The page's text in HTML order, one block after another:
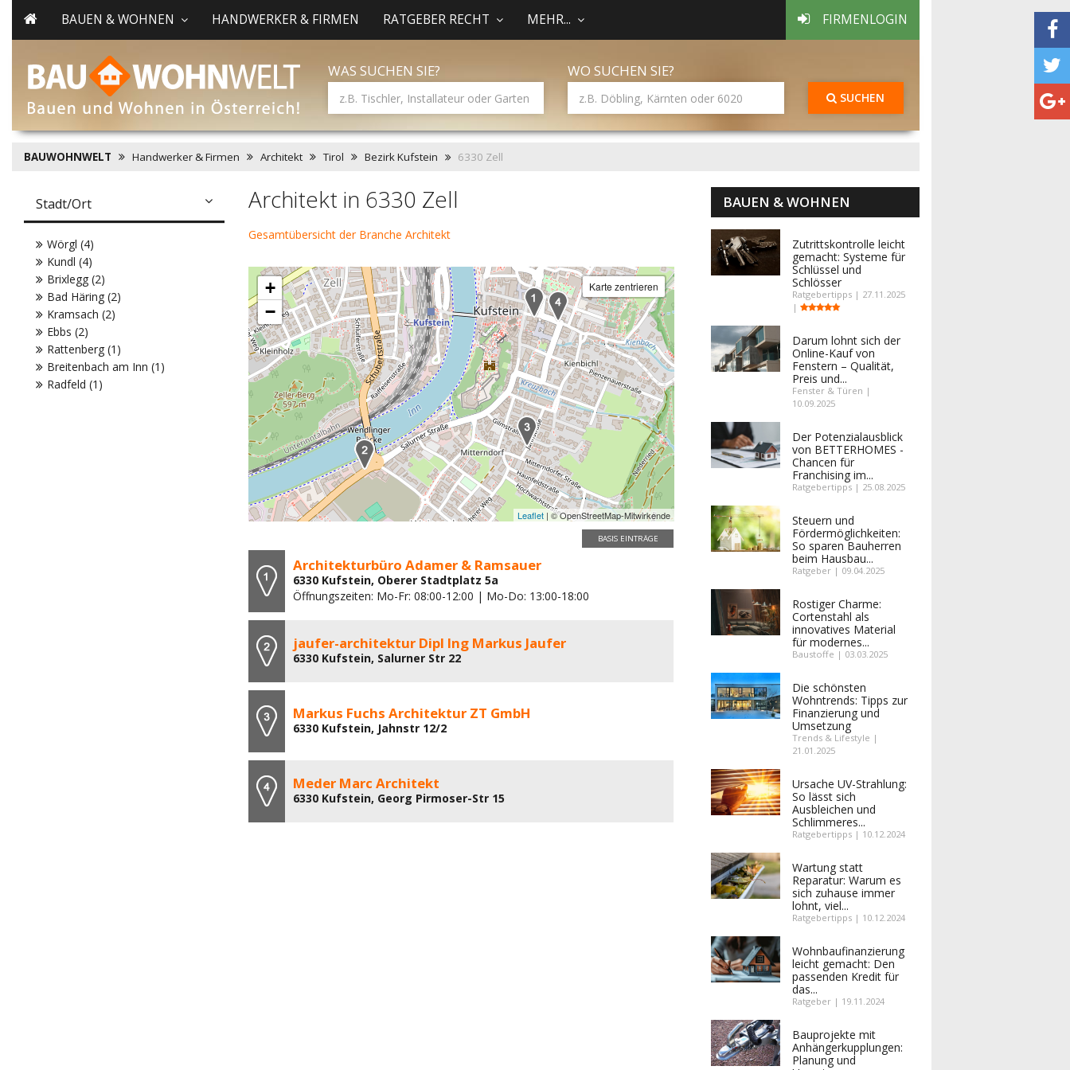
BAUEN & WOHNEN HANDWERKER & FIRMEN RATGEBER RECHT MEHR... FIRMENLOGIN
WAS SUCHEN SIE? WO SUCHEN SIE?
SUCHEN
BAUWOHNWELT Handwerker & Firmen Architekt Tirol Bezirk Kufstein 6330 Zell
Architekt in 6330 Zell
Gesamtübersicht der Branche Architekt
+
−
Karte zentrieren
Leaflet | © OpenStreetMap-Mitwirkende
BASIS EINTRÄGE
Architekturbüro Adamer & Ramsauer
6330 Kufstein, Oberer Stadtplatz 5a
Öffnungszeiten: Mo-Fr: 08:00-12:00 | Mo-Do: 13:00-18:00
jaufer-architektur Dipl Ing Markus Jaufer
6330 Kufstein, Salurner Str 22
Markus Fuchs Architektur ZT GmbH
6330 Kufstein, Jahnstr 12/2
Meder Marc Architekt
6330 Kufstein, Georg Pirmoser-Str 15
Stadt/Ort
Wörgl (4)
Kundl (4)
Brixlegg (2)
Bad Häring (2)
Kramsach (2)
Ebbs (2)
Rattenberg (1)
Breitenbach am Inn (1)
Radfeld (1)
BAUEN & WOHNEN
Zutrittskontrolle leicht
gemacht: Systeme für
Schlüssel und
Schlösser
Ratgebertipps | 27.11.2025
|
Darum lohnt sich der
Online-Kauf von
Fenstern – Qualität,
Preis und...
Fenster & Türen |
10.09.2025
Der Potenzialausblick
von BETTERHOMES -
Chancen für
Franchising im...
Ratgebertipps | 25.08.2025
Steuern und
Fördermöglichkeiten:
So sparen Bauherren
beim Hausbau...
Ratgeber | 09.04.2025
Rostiger Charme:
Cortenstahl als
innovatives Material
für modernes...
Baustoffe | 03.03.2025
Die schönsten
Wohntrends: Tipps zur
Finanzierung und
Umsetzung
Trends & Lifestyle |
21.01.2025
Ursache UV-Strahlung:
So lässt sich
Ausbleichen und
Schlimmeres...
Ratgebertipps | 10.12.2024
Wartung statt
Reparatur: Warum es
sich zuhause immer
lohnt, viel...
Ratgebertipps | 10.12.2024
Wohnbaufinanzierung
leicht gemacht: Den
passenden Kredit für
das...
Ratgeber | 19.11.2024
Bauprojekte mit
Anhängerkupplungen:
Planung und